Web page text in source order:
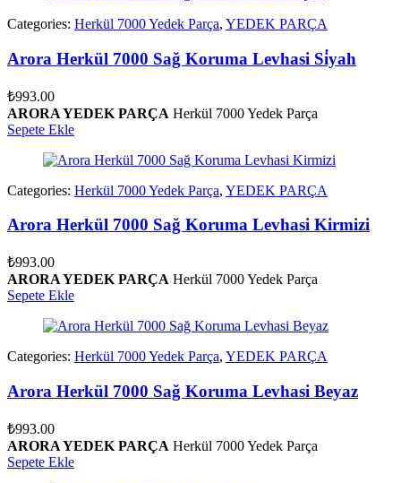
Categories: Herkül 7000 Yedek Parça, YEDEK PARÇA
Arora Herkül 7000 Sağ Koruma Levhasi Si̇yah
₺993.00
ARORA YEDEK PARÇA Herkül 7000 Yedek Parça
Sepete Ekle
Categories: Herkül 7000 Yedek Parça, YEDEK PARÇA
Arora Herkül 7000 Sağ Koruma Levhasi Kirmizi
₺993.00
ARORA YEDEK PARÇA Herkül 7000 Yedek Parça
Sepete Ekle
Categories: Herkül 7000 Yedek Parça, YEDEK PARÇA
Arora Herkül 7000 Sağ Koruma Levhasi Beyaz
₺993.00
ARORA YEDEK PARÇA Herkül 7000 Yedek Parça
Sepete Ekle